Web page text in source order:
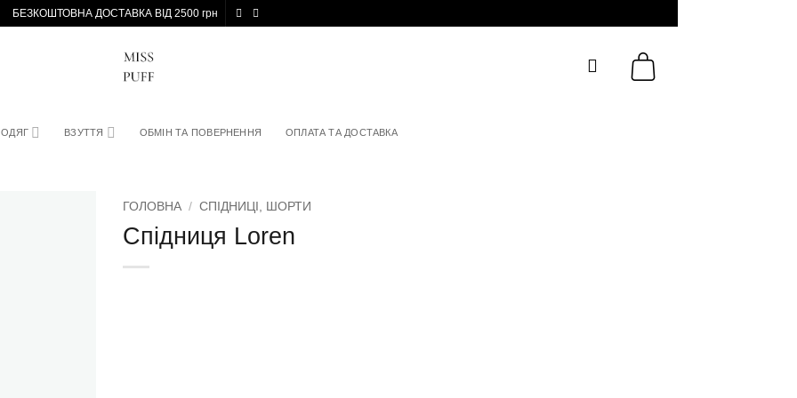
БЕЗКОШТОВНА ДОСТАВКА ВІД 2500 грн
ОДЯГ ВЗУТТЯ ОБМІН ТА ПОВЕРНЕННЯ ОПЛАТА ТА ДОСТАВКА
ГОЛОВНА / СПІДНИЦІ, ШОРТИ
Спідниця Loren